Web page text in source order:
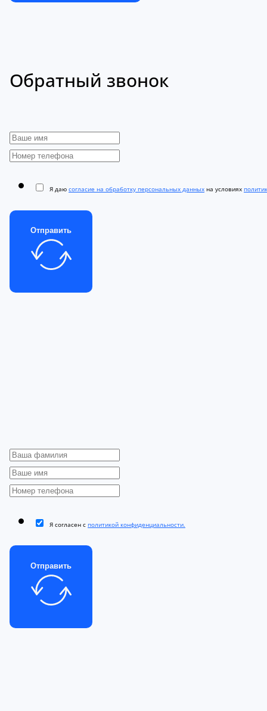
Обратный звонок
Я даю согласие на обработку персональных данных на условиях
Отправить
Я согласен с политикой конфиденциальности.
Отправить